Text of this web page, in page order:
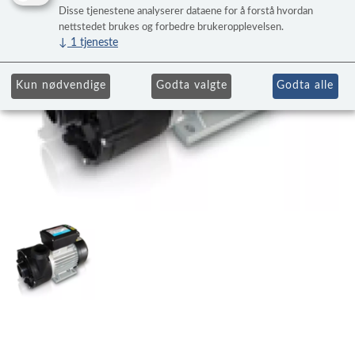
Disse tjenestene analyserer dataene for å forstå hvordan
nettstedet brukes og forbedre brukeropplevelsen.
↓ 1 tjeneste
Kun nødvendige Godta valgte Godta alle